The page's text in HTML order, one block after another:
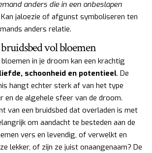
anders die in een onbeslapen
jaloezie of afgunst symboliseren ten
anders relatie.
vol bloemen
in je droom kan een krachtig
liefde, schoonheid en potentieel. De
hangt echter sterk af van het type
en de algehele sfeer van de droom.
van een bruidsbed dat overladen is met
om aandacht te besteden aan de
vers en levendig, of verwelkt en
lekker, of zijn ze juist onaangenaam? De